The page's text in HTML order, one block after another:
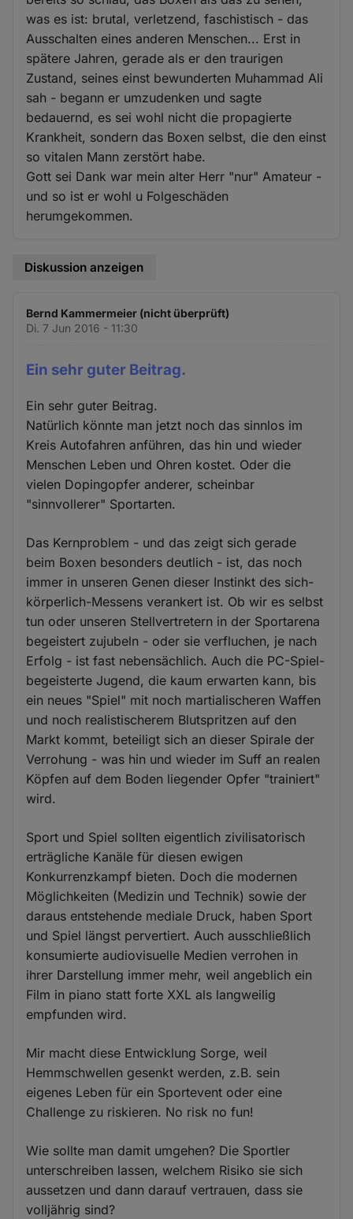
was es ist: brutal, verletzend, faschistisch - das
Ausschalten eines anderen Menschen... Erst in
spätere Jahren, gerade als er den traurigen
Zustand, seines einst bewunderten Muhammad Ali
sah - begann er umzudenken und sagte
bedauernd, es sei wohl nicht die propagierte
Krankheit, sondern das Boxen selbst, die den einst
so vitalen Mann zerstört habe.
Gott sei Dank war mein alter Herr "nur" Amateur -
und so ist er wohl u Folgeschäden
herumgekommen.
Diskussion anzeigen
Bernd Kammermeier (nicht überprüft)
Di. 7 Jun 2016 - 11:30
Ein sehr guter Beitrag.
Ein sehr guter Beitrag.
Natürlich könnte man jetzt noch das sinnlos im
Kreis Autofahren anführen, das hin und wieder
Menschen Leben und Ohren kostet. Oder die
vielen Dopingopfer anderer, scheinbar
"sinnvollerer" Sportarten.
Das Kernproblem - und das zeigt sich gerade
beim Boxen besonders deutlich - ist, das noch
immer in unseren Genen dieser Instinkt des sich-
körperlich-Messens verankert ist. Ob wir es selbst
tun oder unseren Stellvertretern in der Sportarena
begeistert zujubeln - oder sie verfluchen, je nach
Erfolg - ist fast nebensächlich. Auch die PC-Spiel-
begeisterte Jugend, die kaum erwarten kann, bis
ein neues "Spiel" mit noch martialischeren Waffen
und noch realistischerem Blutspritzen auf den
Markt kommt, beteiligt sich an dieser Spirale der
Verrohung - was hin und wieder im Suff an realen
Köpfen auf dem Boden liegender Opfer "trainiert"
wird.
Sport und Spiel sollten eigentlich zivilisatorisch
erträgliche Kanäle für diesen ewigen
Konkurrenzkampf bieten. Doch die modernen
Möglichkeiten (Medizin und Technik) sowie der
daraus entstehende mediale Druck, haben Sport
und Spiel längst pervertiert. Auch ausschließlich
konsumierte audiovisuelle Medien verrohen in
ihrer Darstellung immer mehr, weil angeblich ein
Film in piano statt forte XXL als langweilig
empfunden wird.
Mir macht diese Entwicklung Sorge, weil
Hemmschwellen gesenkt werden, z.B. sein
eigenes Leben für ein Sportevent oder eine
Challenge zu riskieren. No risk no fun!
Wie sollte man damit umgehen? Die Sportler
unterschreiben lassen, welchem Risiko sie sich
aussetzen und dann darauf vertrauen, dass sie
volljährig sind?